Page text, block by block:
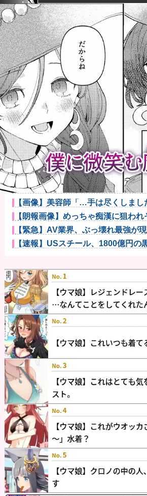
【悲報】母親、息子を通して男の競
ｗｗｗｗ
【悲報】八王子の夏祭り、衛生管理
【朗報】ハンターハンター最新話、
醒して主人公...
【悲報】最新話のモンキー・D・ル
も情けなさ...
カープも見習うべき『ピースウイン
すぎるｗｗｗ...
「踊る大捜査線」新作映画に声優4
DeNA木村、横浜高校の織田視察
wwwwwwwwwwwwww...
新しい税を考えて日本を良くするス
【悲報】麻辣湯、必死にステマされ
ら見向きもさ...
業者「事故物件を何度も改修・修繕
ともなかった...
【画像】美容師「…手は尽くしまし
「…ｯ！！」→...
【朗報画像】めっちゃ痴漢に狙わ
漢を逮捕ｗ...
【緊急】AV業界、ぶっ壊れ最強が
壊ｗｗｗ...
【速報】USスチール、1800億円の